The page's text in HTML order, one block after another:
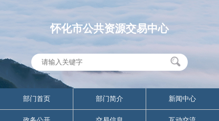
怀化市公共资源交易中心
部门首页 部门简介 新闻中心